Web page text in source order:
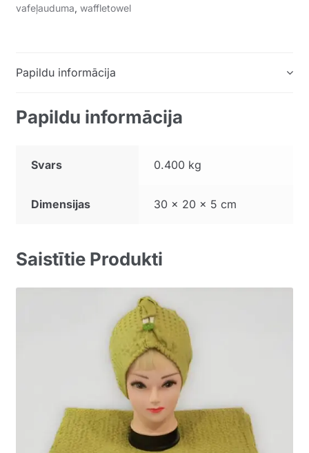
vafeļauduma, waffletowel
Papildu informācija
Papildu informācija
Svars 0.400 kg
Dimensijas 30 × 20 × 5 cm
Saistītie Produkti